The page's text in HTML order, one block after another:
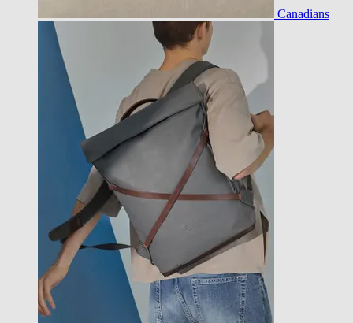
Canadians